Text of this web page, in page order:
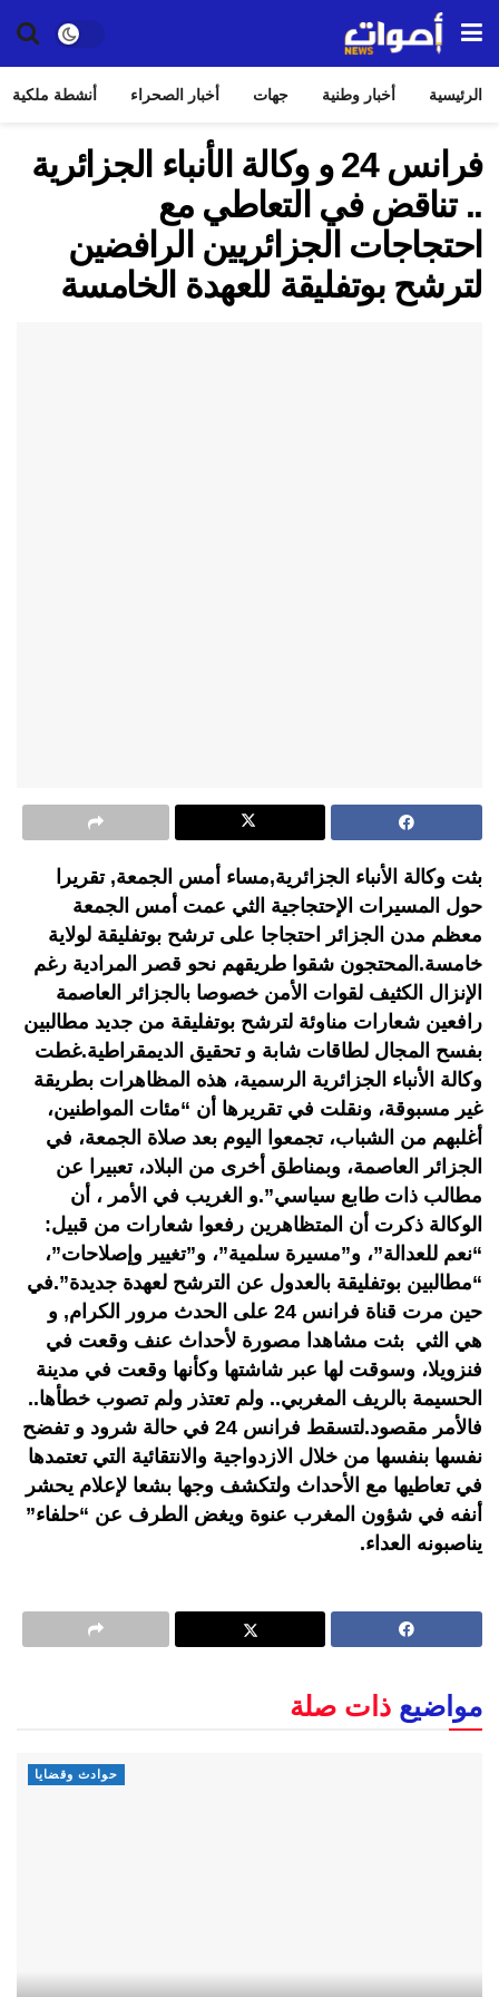
الرئيسية أخبار وطنية جهات أخبار الصحراء أنشطة ملكية
فرانس 24 و وكالة الأنباء الجزائرية
.. تناقض في التعاطي مع
احتجاجات الجزائريين الرافضين
لترشح بوتفليقة للعهدة الخامسة
بثت وكالة الأنباء الجزائرية,مساء أمس الجمعة, تقريرا
حول المسيرات الإحتجاجية الثي عمت أمس الجمعة
معظم مدن الجزائر احتجاجا على ترشح بوتفليقة لولاية
خامسة.المحتجون شقوا طريقهم نحو قصر المرادية رغم
الإنزال الكثيف لقوات الأمن خصوصا بالجزائر العاصمة
رافعين شعارات مناوئة لترشح بوتفليقة من جديد مطالبين
بفسح المجال لطاقات شابة و تحقيق الديمقراطية.غطت
وكالة الأنباء الجزائرية الرسمية، هذه المظاهرات بطريقة
غير مسبوقة، ونقلت في تقريرها أن “مئات المواطنين،
أغلبهم من الشباب، تجمعوا اليوم بعد صلاة الجمعة، في
الجزائر العاصمة، وبمناطق أخرى من البلاد، تعبيرا عن
مطالب ذات طابع سياسي”.و الغريب في الأمر ، أن
الوكالة ذكرت أن المتظاهرين رفعوا شعارات من قبيل:
“نعم للعدالة”، و”مسيرة سلمية”، و”تغيير وإصلاحات”،
“مطالبين بوتفليقة بالعدول عن الترشح لعهدة جديدة”.في
حين مرت قناة فرانس 24 على الحدث مرور الكرام, و
هي الثي بثت مشاهدا مصورة لأحداث عنف وقعت في
فنزويلا، وسوقت لها عبر شاشتها وكأنها وقعت في مدينة
الحسيمة بالريف المغربي.. ولم تعتذر ولم تصوب خطأها..
فالأمر مقصود.لتسقط فرانس 24 في حالة شرود و تفضح
نفسها بنفسها من خلال الازدواجية والانتقائية التي تعتمدها
في تعاطيها مع الأحداث ولتكشف وجها بشعا لإعلام يحشر
أنفه في شؤون المغرب عنوة ويغض الطرف عن “حلفاء”
يناصبونه العداء.
مواضيع ذات صلة
حوادث وقضايا